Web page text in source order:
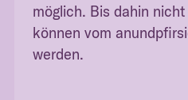
möglich. Bis dahin
können vom
werden.